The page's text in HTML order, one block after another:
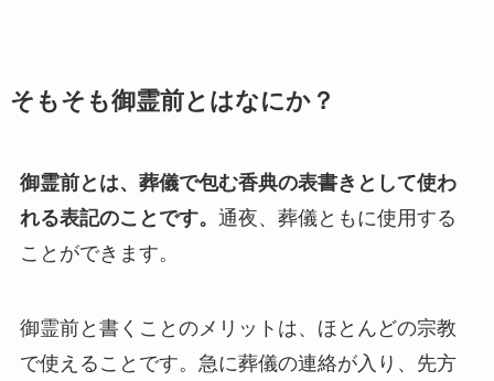
そもそも御霊前とはなにか？
御霊前とは、葬儀で包む香典の表書きとして使わ
れる表記のことです。 通夜、葬儀ともに使用する
ことができます。
御霊前と書くことのメリットは、ほとんどの宗教
で使えることです。急に葬儀の連絡が入り、先方